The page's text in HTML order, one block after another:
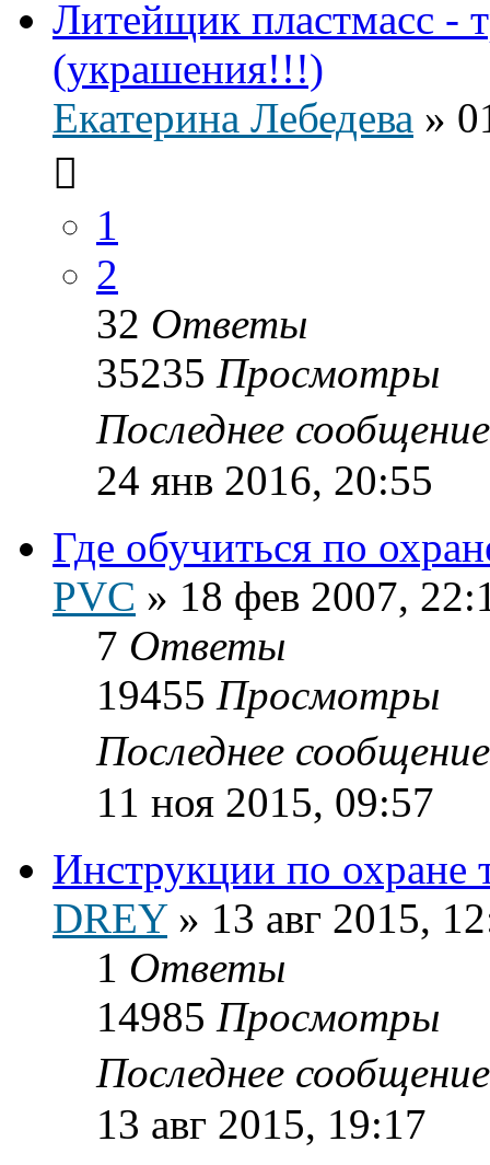
Литейщик пластмасс -
(украшения!!!)
Екатерина Лебедева »
1
2
32 Ответы
35235 Просмотры
Последнее
24 янв 2016, 20:55
Где обучиться по
PVC » 18 фев 2007,
7 Ответы
19455 Просмотры
Последнее
11 ноя 2015, 09:57
Инструкции по охране
DREY» 13 авг 2015,
1 Ответы
14985 Просмотры
Последнее
13 авг 2015, 19:17